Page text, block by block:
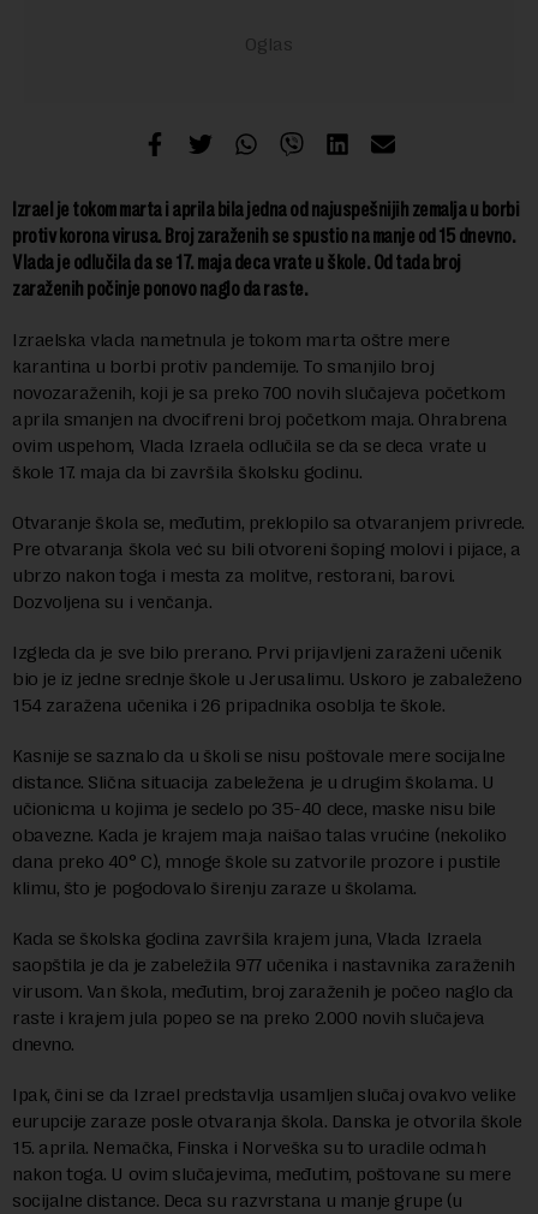
Izrael je tokom marta i aprila bila jedna od najuspešnijih zemalja u borbi
protiv korona virusa. Broj zaraženih se spustio na manje od 15 dnevno.
Vlada je odlučila da se 17. maja deca vrate u škole. Od tada broj
zaraženih počinje ponovo naglo da raste.
Izraelska vlada nametnula je tokom marta oštre mere
karantina u borbi protiv pandemije. To smanjilo broj
novozaraženih, koji je sa preko 700 novih slučajeva početkom
aprila smanjen na dvocifreni broj početkom maja. Ohrabrena
ovim uspehom, Vlada Izraela odlučila se da se deca vrate u
škole 17. maja da bi završila školsku godinu.
Otvaranje škola se, međutim, preklopilo sa otvaranjem privrede.
Pre otvaranja škola već su bili otvoreni šoping molovi i pijace, a
ubrzo nakon toga i mesta za molitve, restorani, barovi.
Dozvoljena su i venčanja.
Izgleda da je sve bilo prerano. Prvi prijavljeni zaraženi učenik
bio je iz jedne srednje škole u Jerusalimu. Uskoro je zabaleženo
154 zaražena učenika i 26 pripadnika osoblja te škole.
Kasnije se saznalo da u školi se nisu poštovale mere socijalne
distance. Slična situacija zabeležena je u drugim školama. U
učionicma u kojima je sedelo po 35-40 dece, maske nisu bile
obavezne. Kada je krajem maja naišao talas vrućine (nekoliko
dana preko 40° C), mnoge škole su zatvorile prozore i pustile
klimu, što je pogodovalo širenju zaraze u školama.
Kada se školska godina završila krajem juna, Vlada Izraela
saopštila je da je zabeležila 977 učenika i nastavnika zaraženih
virusom. Van škola, međutim, broj zaraženih je počeo naglo da
raste i krajem jula popeo se na preko 2.000 novih slučajeva
dnevno.
Ipak, čini se da Izrael predstavlja usamljen slučaj ovakvo velike
eurupcije zaraze posle otvaranja škola. Danska je otvorila škole
15. aprila. Nemačka, Finska i Norveška su to uradile odmah
nakon toga. U ovim slučajevima, međutim, poštovane su mere
socijalne distance. Deca su razvrstana u manje grupe (u